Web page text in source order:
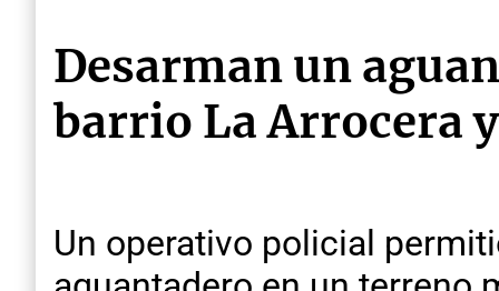
Desarman un
barrio La Arrocera
Un operativo policial